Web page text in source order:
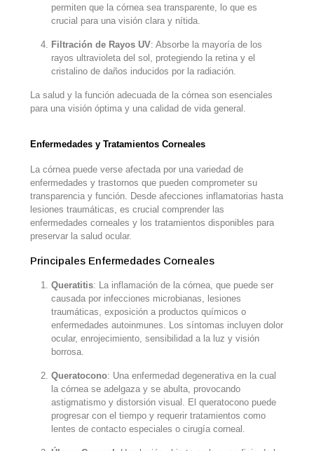
permiten que la córnea sea transparente, lo que es
crucial para una visión clara y nítida.
Filtración de Rayos UV: Absorbe la mayoría de los
rayos ultravioleta del sol, protegiendo la retina y el
cristalino de daños inducidos por la radiación.
La salud y la función adecuada de la córnea son esenciales
para una visión óptima y una calidad de vida general.
Enfermedades y Tratamientos Corneales
La córnea puede verse afectada por una variedad de
enfermedades y trastornos que pueden comprometer su
transparencia y función. Desde afecciones inflamatorias hasta
lesiones traumáticas, es crucial comprender las
enfermedades corneales y los tratamientos disponibles para
preservar la salud ocular.
Principales Enfermedades Corneales
Queratitis: La inflamación de la córnea, que puede ser
causada por infecciones microbianas, lesiones
traumáticas, exposición a productos químicos o
enfermedades autoinmunes. Los síntomas incluyen dolor
ocular, enrojecimiento, sensibilidad a la luz y visión
borrosa.
Queratocono: Una enfermedad degenerativa en la cual
la córnea se adelgaza y se abulta, provocando
astigmatismo y distorsión visual. El queratocono puede
progresar con el tiempo y requerir tratamientos como
lentes de contacto especiales o cirugía corneal.